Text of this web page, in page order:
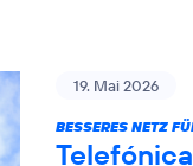
19. Mai 2026
BESSERES NETZ